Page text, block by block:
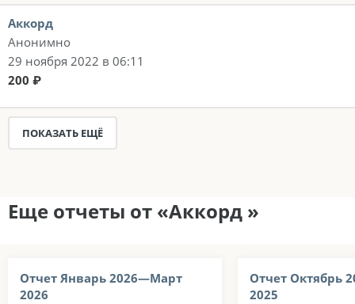
Аккорд
Анонимно
29 ноября 2022 в 06:11
200 ₽
ПОКАЗАТЬ ЕЩЁ
Еще отчеты от «Аккорд »
Отчет Январь 2026—Март
2026
Отчет Октябрь
2025